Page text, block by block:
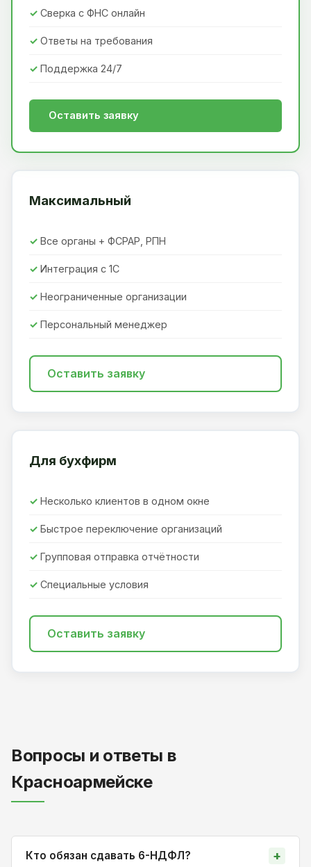
Сверка с ФНС онлайн
Ответы на требования
Поддержка 24/7
Оставить заявку
Максимальный
Все органы + ФСРАР, РПН
Интеграция с 1С
Неограниченные организации
Персональный менеджер
Оставить заявку
Для бухфирм
Несколько клиентов в одном окне
Быстрое переключение организаций
Групповая отправка отчётности
Специальные условия
Оставить заявку
Вопросы и ответы в
Красноармейске
Кто обязан сдавать 6-НДФЛ?